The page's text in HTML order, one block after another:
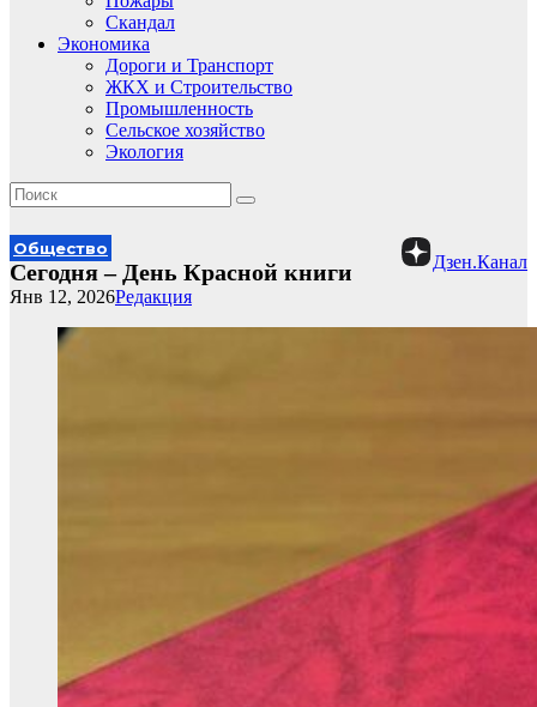
Скандал
Экономика
Дороги и Транспорт
ЖКХ и Строительство
Промышленность
Сельское хозяйство
Экология
Общество
Дзен.Канал
Сегодня – День Красной книги
Редакция
Янв 12, 2026